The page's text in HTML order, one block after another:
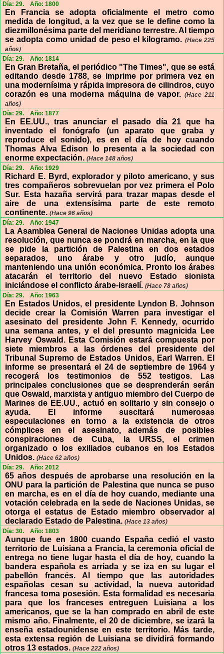
Día: 29.
Año: 1800
En Francia se adopta oficialmente el metro como
medida de longitud, a la vez que se le define como la
diezmillonésima parte del meridiano terrestre. Al tiempo
se adopta como unidad de peso el kilogramo. (Hace 225
años)
Día: 29.
Año: 1814
En Gran Bretaña, el periódico "The Times", que se está
editando desde 1788, se imprime por primera vez en
una modernísima y rápida impresora de cilindros, cuyo
corazón es una moderna máquina de vapor. (Hace 211
años)
Día: 29.
Año: 1877
En EE.UU., tras anunciar el pasado día 21 que ha
inventado el fonógrafo (un aparato que graba y
reproduce el sonido), es en el día de hoy cuando
Thomas Alva Edison lo presenta a la sociedad con
enorme expectación. (Hace 148 años)
Día: 29.
Año: 1929
Richard E. Byrd, explorador y piloto americano, y sus
tres compañeros sobrevuelan por vez primera el Polo
Sur. Esta hazaña servirá para trazar mapas desde el
aire de una extensísima parte de este remoto
continente. (Hace 96 años)
Día: 29.
Año: 1947
La Asamblea General de Naciones Unidas adopta una
resolución, que nunca se pondrá en marcha, en la que
se pide la partición de Palestina en dos estados
separados, uno árabe y otro judío, aunque
manteniendo una unión económica. Pronto los árabes
atacarán el territorio del nuevo Estado sionista
iniciándose el conflicto árabe-israelí. (Hace 78 años)
Día: 29.
Año: 1963
En Estados Unidos, el presidente Lyndon B. Johnson
decide crear la Comisión Warren para investigar el
asesinato del presidente John F. Kennedy, ocurrido
una semana antes, y el del presunto magnicida Lee
Harvey Oswald. Esta Comisión estará compuesta por
siete miembros a las órdenes del presidente del
Tribunal Supremo de Estados Unidos, Earl Warren. El
informe se presentará el 24 de septiembre de 1964 y
recogerá los testimonios de 552 testigos. Las
principales conclusiones que se desprenderán serán
que Oswald, marxista y antiguo miembro del Cuerpo de
Marines de EE.UU., actuó en solitario y sin consejo o
ayuda. El informe suscitará numerosas
especulaciones en torno a la existencia de otros
cómplices en el asesinato, además de posibles
conspiraciones de Cuba, la URSS, el crimen
organizado o los exiliados cubanos en los Estados
Unidos. (Hace 62 años)
Día: 29.
Año: 2012
65 años después de aprobarse una resolución en la
ONU para la partición de Palestina que nunca se puso
en marcha, es en el día de hoy cuando, mediante una
votación celebrada en la sede de Naciones Unidas, se
otorga el estatus de Estado miembro observador al
declarado Estado de Palestina. (Hace 13 años)
Día: 30.
Año: 1803
Aunque fue en 1800 cuando España cedió el vasto
territorio de Luisiana a Francia, la ceremonia oficial de
entrega no tiene lugar hasta el día de hoy, cuando la
bandera española es arriada y se iza en su lugar el
pabellón francés. Al tiempo que las autoridades
españolas cesan su actividad, la nueva autoridad
francesa toma posesión. Esta formalidad es necesaria
para que los franceses entreguen Luisiana a los
americanos, que se la han comprado en abril de este
mismo año. Finalmente, el 20 de diciembre, se izará la
enseña estadounidense en este territorio. Más tarde,
esta extensa región de Luisiana se dividirá formando
otros 13 estados. (Hace 222 años)